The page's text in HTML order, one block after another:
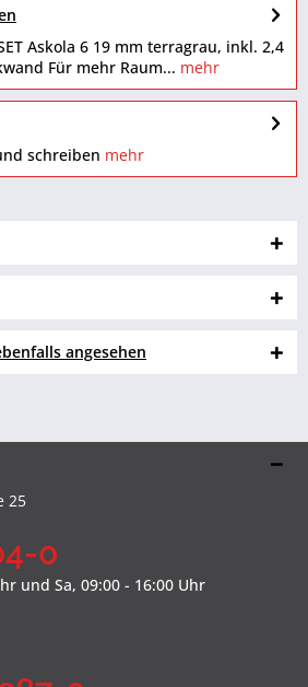
Askola 6 19 mm terragrau, inkl. 2,4
Für mehr Raum... mehr
schreiben mehr
angesehen
25
0
und Sa, 09:00 - 16:00 Uhr